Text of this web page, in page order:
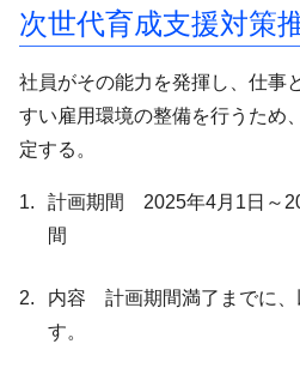
次世代育成支援対策
社員がその能力を発揮し、仕事
すい雇用環境の整備を行うため
定する。
計画期間 2025年4月1日～
間
内容 計画期間満了までに、
す。